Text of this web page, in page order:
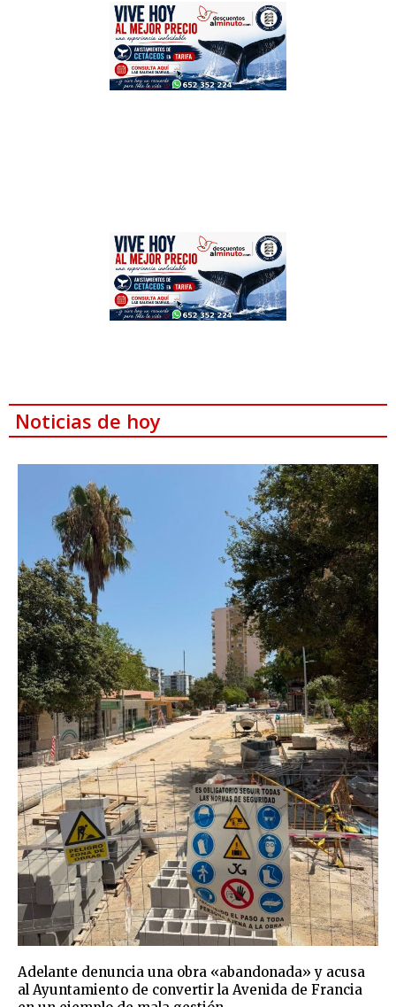
Noticias de hoy
Adelante denuncia una obra «abandonada» y acusa
al Ayuntamiento de convertir la Avenida de Francia